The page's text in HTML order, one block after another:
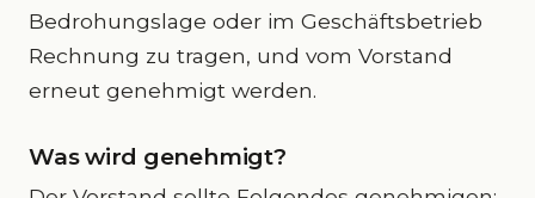
Bedrohungslage oder im Geschäftsbetrieb
Rechnung zu tragen, und vom Vorstand
erneut genehmigt werden.
Was wird genehmigt?